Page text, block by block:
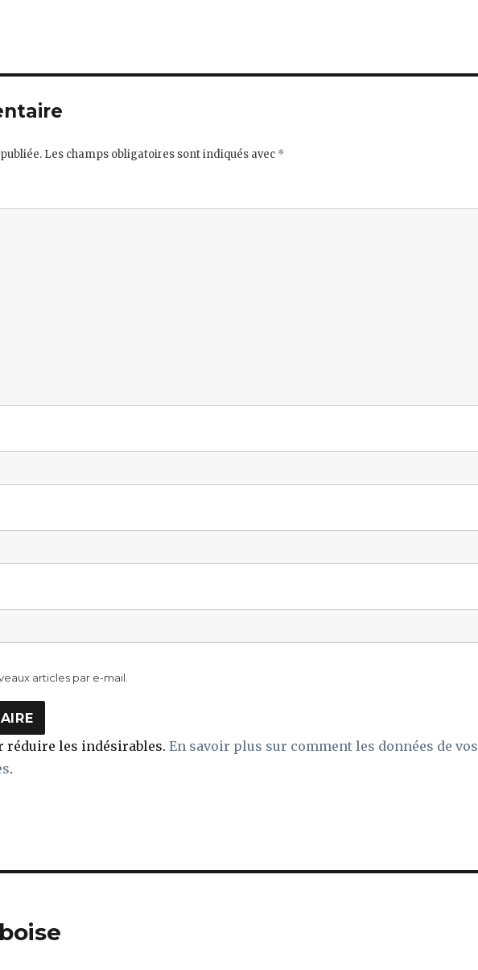
Les champs obligatoires sont indiqués avec *
articles par e-mail.
réduire les indésirables.En savoir plus sur comment les données de vos
.